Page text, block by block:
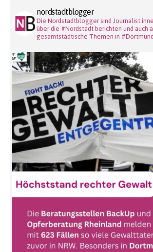
nordstadtblogger
Die Nordstadtblogger sind
über die #Nordstadt berichten und auch
gesamtstädtische Themen in